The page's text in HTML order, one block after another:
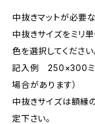
中抜きマットが必要
中抜きサイズをミリ
色を選択してください
記入例 250×300ミ
場合があります）
中抜きサイズは額縁
定下さい。